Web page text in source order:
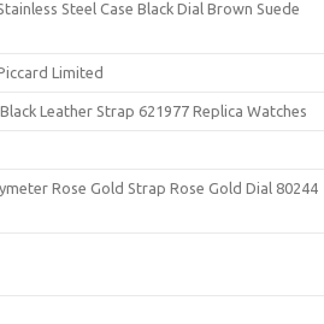
Steel Case Black Dial Brown Suede
Limited
Leather Strap 621977 Replica Watches
Rose Gold Strap Rose Gold Dial 80244